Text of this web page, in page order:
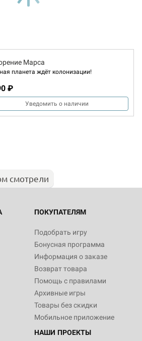
Марса
планета ждёт колонизации!
₽
Уведомить о наличии
смотрели
ПОКУПАТЕЛЯМ
Подобрать игру
Бонусная программа
Информация о заказе
Возврат товара
Помощь с правилами
Архивные игры
Товары без скидки
Мобильное приложение
НАШИ ПРОЕКТЫ